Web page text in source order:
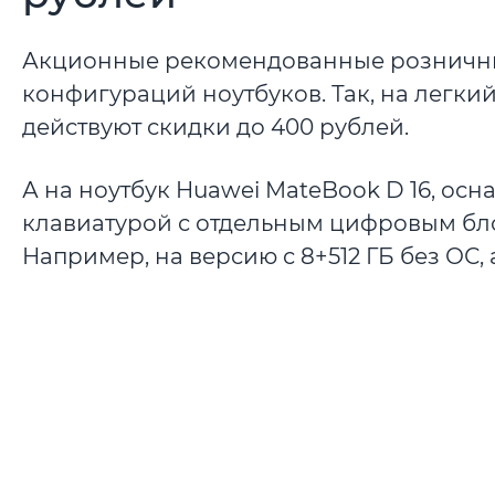
Акционные рекомендованные
конфигураций ноутбуков. Так, на
действуют скидки до 400 рублей.
А на ноутбук Huawei MateBook D 16,
клавиатурой с отдельным цифровым
Например, на версию с 8+512 ГБ без ОС,